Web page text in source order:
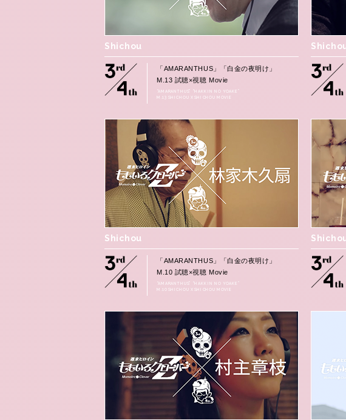
Shichou
「AMARANTHUS」「白金の夜明け」
M.13 試聴×視聴 Movie
“AMARANTHUS” “HAKKIN NO YOAKE”
M.13 SHICHOU X SHICHOU MOVIE
Shichou
「AMARANTHUS」「白金の夜明け」
M.10 試聴×視聴 Movie
“AMARANTHUS” “HAKKIN NO YOAKE”
M.10 SHICHOU X SHICHOU MOVIE